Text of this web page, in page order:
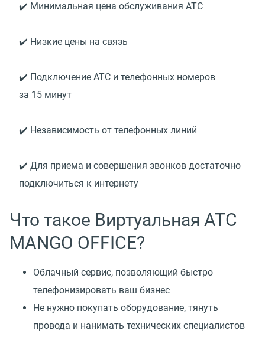
✔️ Минимальная цена обслуживания АТС
✔️ Низкие цены на связь
✔️ Подключение АТС и телефонных номеров
за 15 минут
✔️ Независимость от телефонных линий
✔️ Для приема и совершения звонков достаточно
подключиться к интернету
Что такое Виртуальная АТС
MANGO OFFICE?
Облачный сервис, позволяющий быстро
телефонизировать ваш бизнес
Не нужно покупать оборудование, тянуть
провода и нанимать технических специалистов